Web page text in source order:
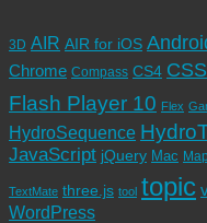
3D AIR AIR for iOS
Chrome Compass CS4 CSS
Flash Player 10 Flex
HydroSequence
JavaScript jQuery Mac Map
TextMate three.js tool topic
WordPress